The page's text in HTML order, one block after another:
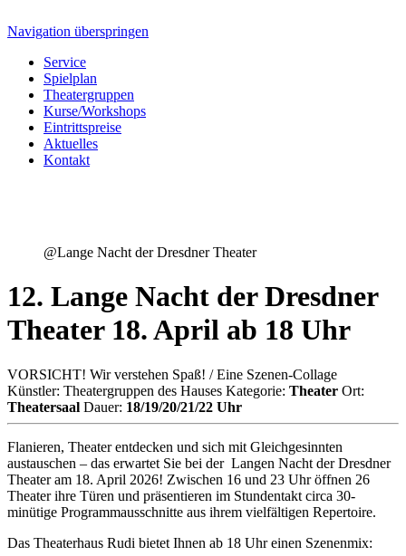
Navigation überspringen
Service
Spielplan
Theatergruppen
Kurse/Workshops
Eintrittspreise
Aktuelles
Kontakt
@Lange Nacht der Dresdner Theater
12. Lange Nacht der Dresdner
Theater 18. April ab 18 Uhr
VORSICHT! Wir verstehen Spaß! / Eine Szenen-Collage
Künstler: Theatergruppen des Hauses Kategorie: Theater Ort:
Theatersaal Dauer: 18/19/20/21/22 Uhr
Flanieren, Theater entdecken und sich mit Gleichgesinnten
austauschen – das erwartet Sie bei der Langen Nacht der Dresdner
Theater am 18. April 2026! Zwischen 16 und 23 Uhr öffnen 26
Theater ihre Türen und präsentieren im Stundentakt circa 30-
minütige Programmausschnitte aus ihrem vielfältigen Repertoire.
Das Theaterhaus Rudi bietet Ihnen ab 18 Uhr einen Szenenmix: